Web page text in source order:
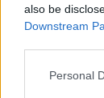
also be
Downstream
Please note
Personal
#PÉTERFY
SZENT MARGIT